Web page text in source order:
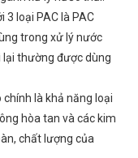
loại PAC là PAC
trong xử lý nước
lại thường được dùng
là khả năng loại
hòa tan và các kim
chất lượng của